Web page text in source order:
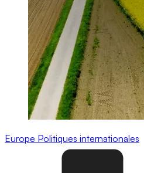
Europe Politiques internationales